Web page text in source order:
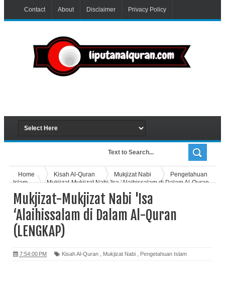
Contact About Disclaimer Privacy Policy
Home Kisah Al-Quran Mukjizat Nabi
Pengetahuan
Islam
Mukjizat-Mukjizat Nabi 'Isa ‘Alaihissalam di Dalam Al-Quran
Mukjizat-Mukjizat Nabi 'Isa
‘Alaihissalam di Dalam Al-Quran
(LENGKAP)
7:54:00 PM Kisah Al-Quran Mukjizat Nabi Pengetahuan Islam